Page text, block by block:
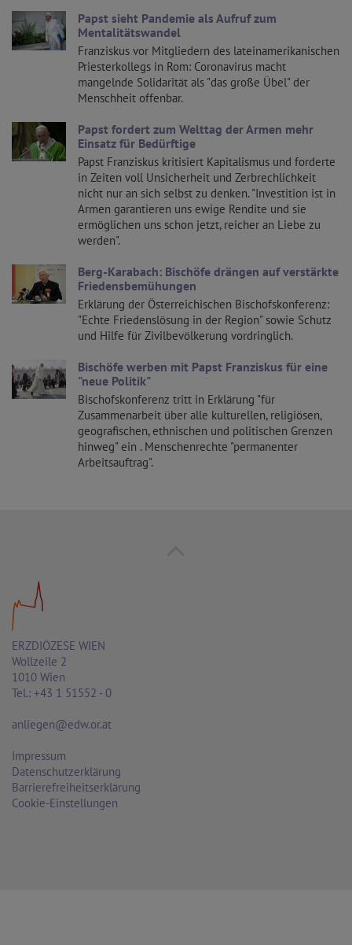
Papst sieht Pandemie als Aufruf zum
Mentalitätswandel
Franziskus vor Mitgliedern des lateinamerikanischen
Priesterkollegs in Rom: Coronavirus macht
mangelnde Solidarität als "das große Übel" der
Menschheit offenbar.
Papst fordert zum Welttag der Armen mehr
Einsatz für Bedürftige
Papst Franziskus kritisiert Kapitalismus und forderte
in Zeiten voll Unsicherheit und Zerbrechlichkeit
nicht nur an sich selbst zu denken. "Investition ist in
Armen garantieren uns ewige Rendite und sie
ermöglichen uns schon jetzt, reicher an Liebe zu
werden".
Berg-Karabach: Bischöfe drängen auf verstärkte
Friedensbemühungen
Erklärung der Österreichischen Bischofskonferenz:
"Echte Friedenslösung in der Region" sowie Schutz
und Hilfe für Zivilbevölkerung vordringlich.
Bischöfe werben mit Papst Franziskus für eine
"neue Politik"
Bischofskonferenz tritt in Erklärung "für
Zusammenarbeit über alle kulturellen, religiösen,
geografischen, ethnischen und politischen Grenzen
hinweg" ein . Menschenrechte "permanenter
Arbeitsauftrag".
ERZDIÖZESE WIEN
Wollzeile 2
1010 Wien
Tel.: +43 1 51552 - 0
anliegen@edw.or.at
Impressum
Datenschutzerklärung
Barrierefreiheitserklärung
Cookie-Einstellungen